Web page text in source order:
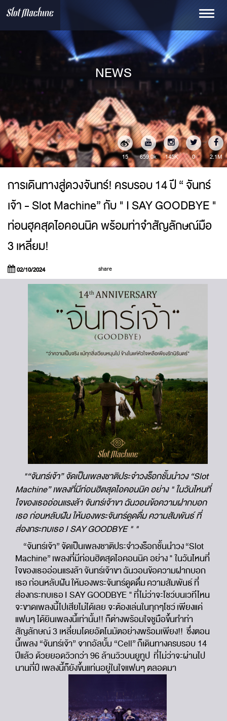
NEWS
2.1M
0
145K
659.0k
15
การเดินทางสู่ดวงจันทร์! ครบรอบ 14 ปี “ จันทร์
เจ้า - Slot Machine” กับ " I SAY GOODBYE "
ท่อนฮุคสุดไอคอนนิค พร้อมท่าจำสัญลักษณ์มือ
3 เหลี่ยม!
02/10/2024 share
"“จันทร์เจ้า” จัดเป็นเพลงชาติประจำวงร็อกชั้นนำวง “Slot
Machine” เพลงที่มีท่อนฮิตสุดไอคอนนิค อย่าง " ในวันไหนที่
ใจของเธออ่อนแรงล้า จันทร์เจ้าขา ฉันวอนข้อความฝากบอก
เธอ ก่อนหลับฝัน ให้มองพระจันทร์ดูดดื่ม ความสัมพันธ์ ที่
ส่องกระทบเธอ I SAY GOODBYE " "
“จันทร์เจ้า” จัดเป็นเพลงชาติประจำวงร็อกชั้นนำวง “Slot
Machine” เพลงที่มีท่อนฮิตสุดไอคอนนิค อย่าง " ในวันไหนที่
ใจของเธออ่อนแรงล้า จันทร์เจ้าขา ฉันวอนข้อความฝากบอก
เธอ ก่อนหลับฝัน ให้มองพระจันทร์ดูดดื่ม ความสัมพันธ์ ที่
ส่องกระทบเธอ I SAY GOODBYE " ที่ไม่ว่าจะโชว์บนเวทีไหน
จะขาดเพลงนี้ไปเสียไม่ได้เลย จะต้องเล่นในทุกๆโชว์ เพียงแค่
แฟนๆ ได้ยินเพลงนี้เท่านั้น!! ก็ต่างพร้อมใจชูมือขึ้นทำท่า
สัญลักษณ์ 3 เหลี่ยมโดยอัตโนมัตอย่างพร้อมเพียง!! ซึ่งตอน
นี้เพลง “จันทร์เจ้า” จากอัลบั้ม “Cell” ก็เดินทางครบรอบ 14
ปีแล้ว ด้วยยอดวิวกว่า 96 ล้านวิวบนยูทูป ที่ไม่ว่าจะผ่านไป
นานกี่ปี เพลงนี้ก็ยังขึ้นแท่นอยู่ในใจแฟนๆ ตลอดมา